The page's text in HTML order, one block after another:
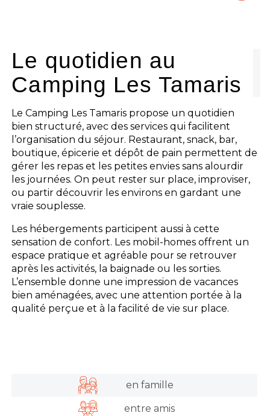
L'espace Aquatique
Les activités
Les infos pratiques
Le quotidien au
Camping Les Tamaris
Le Camping Les Tamaris propose un quotidien
bien structuré, avec des services qui facilitent
l’organisation du séjour. Restaurant, snack, bar,
boutique, épicerie et dépôt de pain permettent de
gérer les repas et les petites envies sans alourdir
les journées. On peut rester sur place, improviser,
ou partir découvrir les environs en gardant une
vraie souplesse.
Les hébergements participent aussi à cette
sensation de confort. Les mobil-homes offrent un
espace pratique et agréable pour se retrouver
après les activités, la baignade ou les sorties.
L’ensemble donne une impression de vacances
bien aménagées, avec une attention portée à la
qualité perçue et à la facilité de vie sur place.
en famille
entre amis